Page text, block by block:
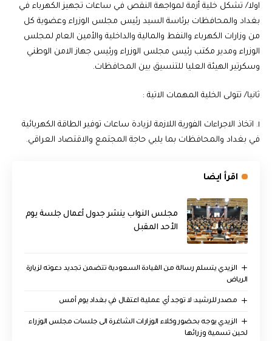
اولا/ تشكل خلية أزمة لمواجهة النقص في ساعات تجهيز الكهرباء في
بغداد والمحافظات برئاسة السيد رئيس مجلس الوزراء وعضوية كل
من وزارات الكهرباء والنفط والمالية والداخلية والأمين العام لمجلس
الوزراء ومدير مكتب رئيس مجلس الوزراء ورئيس جهاز الامن الوطني
وسكرتير الهيئة العليا للتنسيق بين المحافظات.
ثانيا/ تتولى الخلية المهمات الاتية :
١. اتخاذ الاجراءات الفورية اللازمة لزيادة ساعات توفير الطاقة الكهربائية
في بغداد والمحافظات بما يلبي حاجة المجتمع والاقتصاد العراقي.
اقرأ ايضا
مجلس النواب ينشر جدول أعمال جلسة يوم
الأحد المقبل
الزيدي يتسلم رسالة من القيادة السعودية تتضمن تجديد دعوته لزيارة
الرياض
مصدر للرشيد: لا توجد أي عملية اعتقال في بغداد يوم أمس
الزيدي يوجه بحضور وكلاء الوزارات الشاغرة الى جلسات مجلس الوزراء
لحين تسمية وزرائها